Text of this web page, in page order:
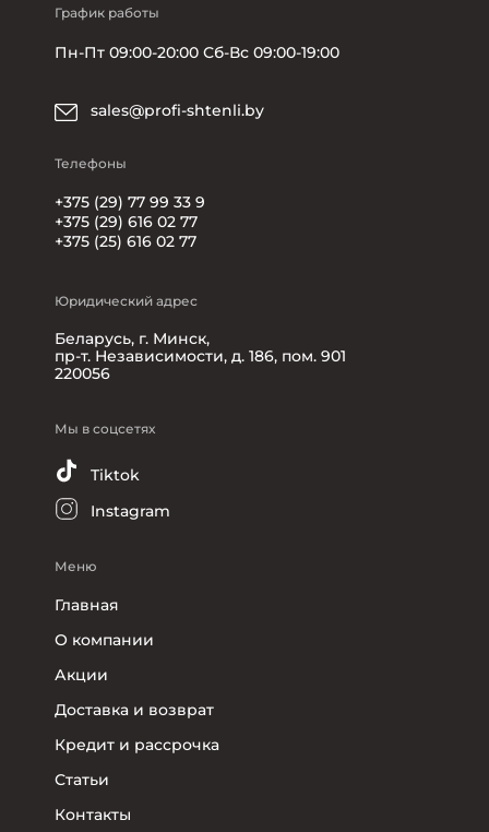
График работы
Пн-Пт 09:00-20:00 Сб-Вс 09:00-19:00
sales@profi-shtenli.by
Телефоны
+375 (29) 77 99 33 9
+375 (29) 616 02 77
+375 (25) 616 02 77
Юридический адрес
Беларусь, г. Минск,
пр-т. Независимости, д. 186, пом. 901
220056
Мы в соцсетях
Tiktok
Instagram
Меню
Главная
О компании
Акции
Доставка и возврат
Кредит и рассрочка
Статьи
Контакты